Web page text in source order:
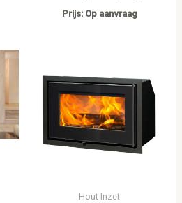
Prijs: Op aanvraag
Hout Inzet